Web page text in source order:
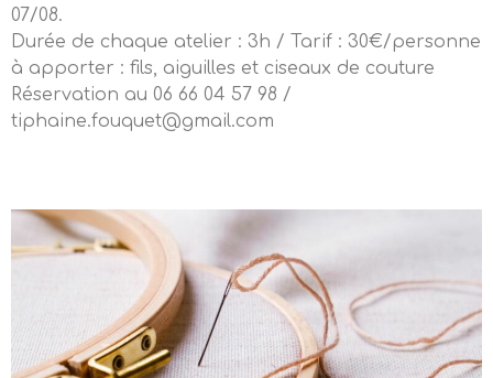
07/08.
Durée de chaque atelier : 3h / Tarif : 30€/personne
à apporter : fils, aiguilles et ciseaux de couture
Réservation au 06 66 04 57 98 /
tiphaine.fouquet@gmail.com